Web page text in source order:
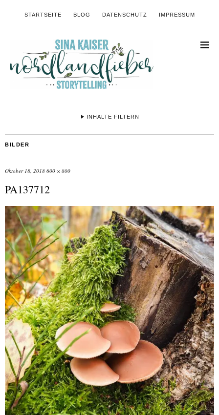
STARTSEITE BLOG DATENSCHUTZ IMPRESSUM
INHALTE FILTERN
BILDER
Oktober 18, 2018 600 × 800
PA137712